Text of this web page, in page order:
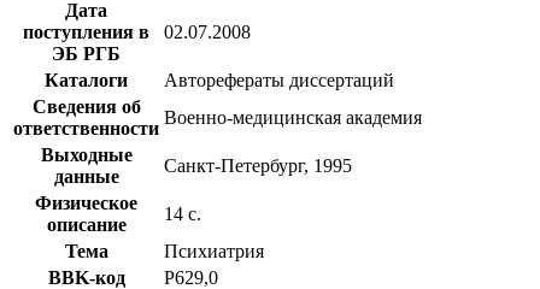
Дата
поступления в
ЭБ РГБ
02.07.2008
Каталоги
Авторефераты диссертаций
Сведения об
ответственности
Военно-медицинская академия
Выходные
данные
Санкт-Петербург, 1995
Физическое
описание
14 с.
Тема
Психиатрия
BBK-код
Р629,0